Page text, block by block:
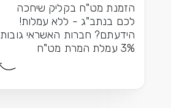
הזמנת מט"ח בקליק שיחכה
לכם בנתב"ג - ללא עמלות!
הידעתם? חברות האשראי גובות
3% עמלת המרת מט"ח